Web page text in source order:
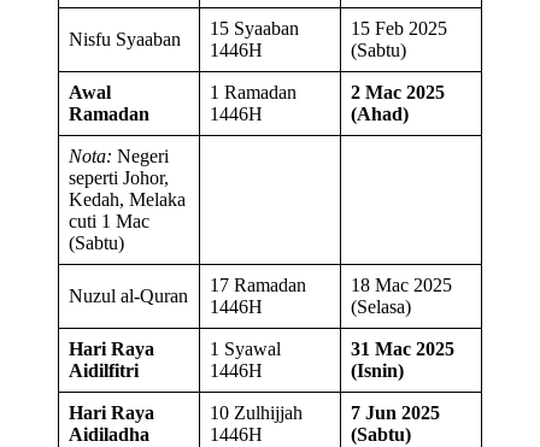
Nisfu Syaaban
15 Syaaban
1446H
15 Feb 2025
(Sabtu)
Awal
Ramadan
1 Ramadan
1446H
2 Mac 2025
(Ahad)
Nota: Negeri
seperti Johor,
Kedah, Melaka
cuti 1 Mac
(Sabtu)
Nuzul al-Quran
17 Ramadan
1446H
18 Mac 2025
(Selasa)
Hari Raya
Aidilfitri
1 Syawal
1446H
31 Mac 2025
(Isnin)
Hari Raya
Aidiladha
10 Zulhijjah
1446H
7 Jun 2025
(Sabtu)